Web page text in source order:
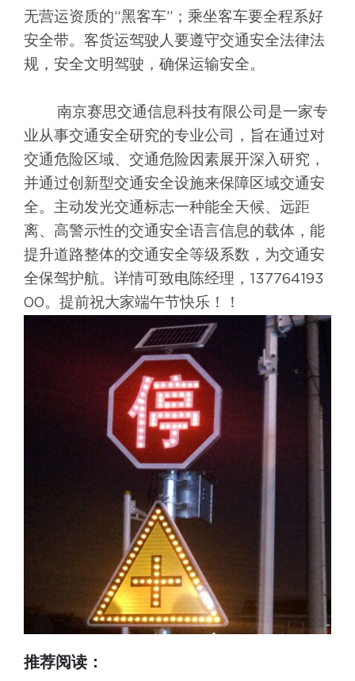
无营运资质的“黑客车”；乘坐客车要全程系好
安全带。客货运驾驶人要遵守交通安全法律法
规，安全文明驾驶，确保运输安全。
南京赛思交通信息科技有限公司是一家专
业从事交通安全研究的专业公司，旨在通过对
交通危险区域、交通危险因素展开深入研究，
并通过创新型交通安全设施来保障区域交通安
全。主动发光交通标志一种能全天候、远距
离、高警示性的交通安全语言信息的载体，能
提升道路整体的交通安全等级系数，为交通安
全保驾护航。详情可致电陈经理，137764193
00。提前祝大家端午节快乐！！
推荐阅读：